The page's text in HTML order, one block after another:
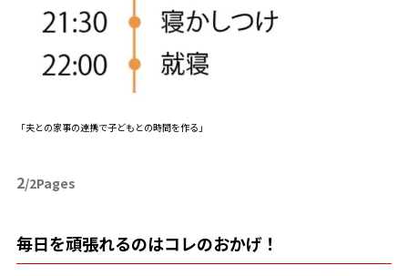
「夫との家事の連携で子どもとの時間を作る」
2/2Pages
毎日を頑張れるのはコレのおかげ！